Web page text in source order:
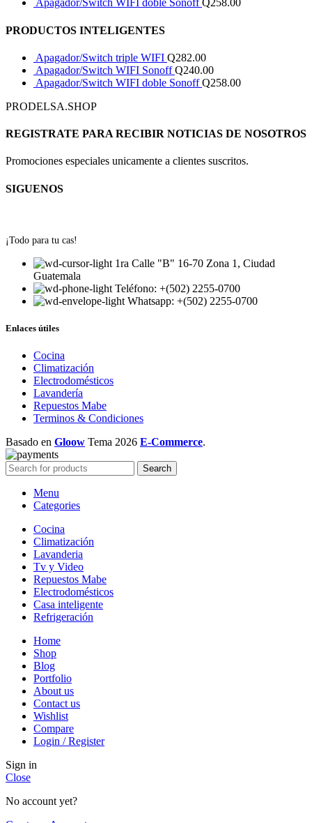
Apagador/Switch WIFI doble SonoffQ258.00
PRODUCTOS INTELIGENTES
Apagador/Switch triple WIFI Q282.00
Apagador/Switch WIFI SonoffQ240.00
Apagador/Switch WIFI doble SonoffQ258.00
PRODELSA.SHOP
REGISTRATE PARA RECIBIR NOTICIAS DE NOSOTROS
Promociones especiales unicamente a clientes suscritos.
SIGUENOS
¡Todo para tu cas!
1ra Calle "B" 16-70 Zona 1, Ciudad
Guatemala
Teléfono: +(502) 2255-0700
Whatsapp: +(502) 2255-0700
Enlaces útiles
Cocina
Climatización
Electrodomésticos
Lavandería
Repuestos Mabe
Terminos & Condiciones
Basado en Gloow Tema 2026 E-Commerce.
Search
Menu
Categories
Cocina
Climatización
Lavanderia
Tv y Video
Repuestos Mabe
Electrodomésticos
Casa inteligente
Refrigeración
Home
Shop
Blog
Portfolio
About us
Contact us
Wishlist
Compare
Login / Register
Sign in
Close
No account yet?